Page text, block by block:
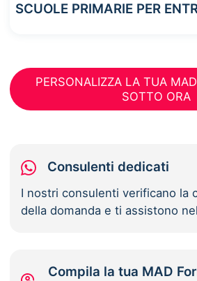
SCUOLE PRIMARIE PER
PERSONALIZZA LA TUA
SOTTO ORA
Consulenti dedicati
I nostri consulenti verificano la
della domanda e ti assistono
Compila la tua MAD